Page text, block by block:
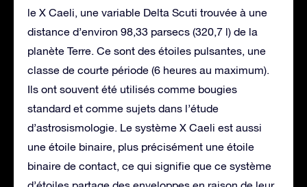
le X Caeli, une variable Delta Scuti trouvée à une
distance d’environ 98,33 parsecs (320,7 l) de la
planète Terre. Ce sont des étoiles pulsantes, une
classe de courte période (6 heures au maximum).
Ils ont souvent été utilisés comme bougies
standard et comme sujets dans l’étude
d’astrosismologie. Le système X Caeli est aussi
une étoile binaire, plus précisément une étoile
binaire de contact, ce qui signifie que ce système